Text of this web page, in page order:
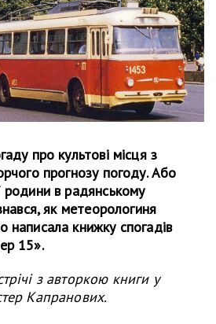
про культові місця з
прогнозу погоду. Або
родини в радянському
як метеорологиня
написала книжку спогадів
15».
з авторкою книги у
Капранових.